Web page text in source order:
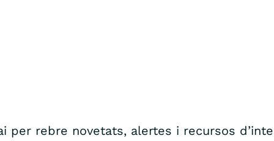
per rebre novetats, alertes i recursos